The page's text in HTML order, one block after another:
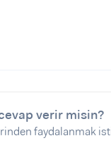
verir misin?
faydalanmak